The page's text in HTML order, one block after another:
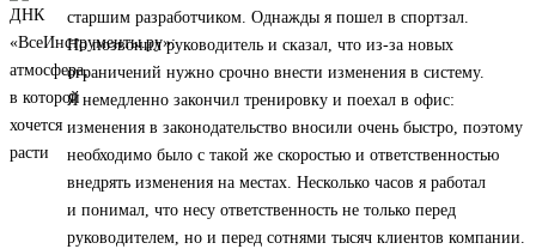
старшим разработчиком. Однажды я пошел в спортзал.
Но позвонил руководитель и сказал, что из-за новых
ограничений нужно срочно внести изменения в систему.
Я немедленно закончил тренировку и поехал в офис:
изменения в законодательство вносили очень быстро, поэтому
необходимо было с такой же скоростью и ответственностью
внедрять изменения на местах. Несколько часов я работал
и понимал, что несу ответственность не только перед
руководителем, но и перед сотнями тысяч клиентов компании.